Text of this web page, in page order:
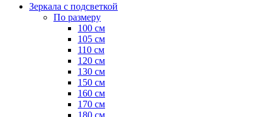
Зеркала с подсветкой
По размеру
100 см
105 см
110 см
120 см
130 см
150 см
160 см
170 см
180 см